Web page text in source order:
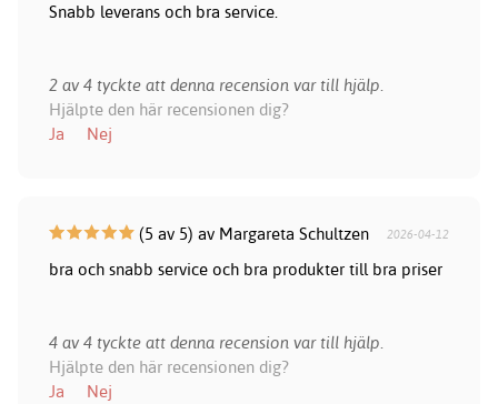
Snabb leverans och bra service.
2 av 4 tyckte att denna recension var till hjälp.
Hjälpte den här recensionen dig?
Ja
Nej
(5 av 5) av Margareta Schultzen 2026-04-12
bra och snabb service och bra produkter till bra priser
4 av 4 tyckte att denna recension var till hjälp.
Hjälpte den här recensionen dig?
Ja
Nej